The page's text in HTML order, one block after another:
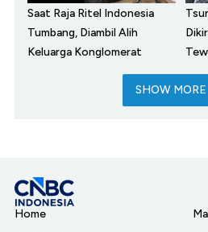
Saat Raja Ritel Indonesia
Tumbang, Diambil Alih
Keluarga Konglomerat
SHOW MORE
Home